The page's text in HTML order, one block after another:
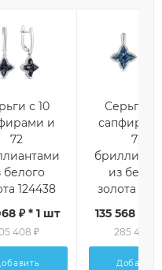
с 10
и
72
белого
124438
₽ * 1 шт
408 ₽
Серьги с
72
из
золота
135 568 ₽ *
285 408 ₽
Добавить